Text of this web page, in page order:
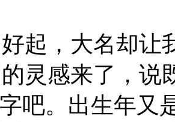
，大名却让我
灵感来了，说
吧。出生年又